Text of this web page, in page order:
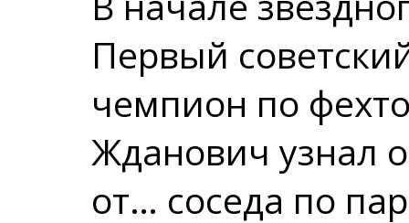
Первый
чемпион по
Жданович узнал
от… соседа по